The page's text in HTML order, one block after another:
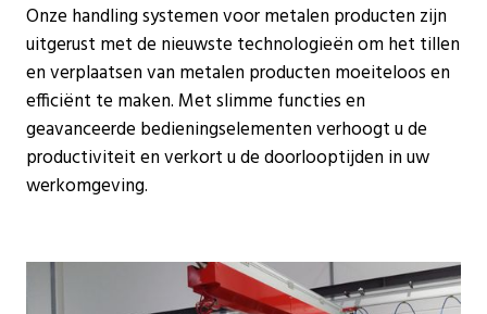
Onze handling systemen voor metalen producten zijn
uitgerust met de nieuwste technologieën om het tillen
en verplaatsen van metalen producten moeiteloos en
efficiënt te maken. Met slimme functies en
geavanceerde bedieningselementen verhoogt u de
productiviteit en verkort u de doorlooptijden in uw
werkomgeving.